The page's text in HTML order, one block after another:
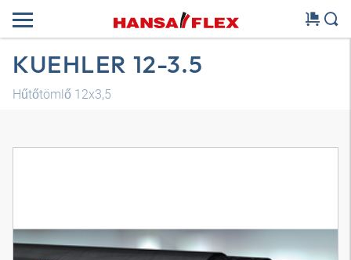
KUEHLER 12-3.5
Hűtőtömlő 12x3,5